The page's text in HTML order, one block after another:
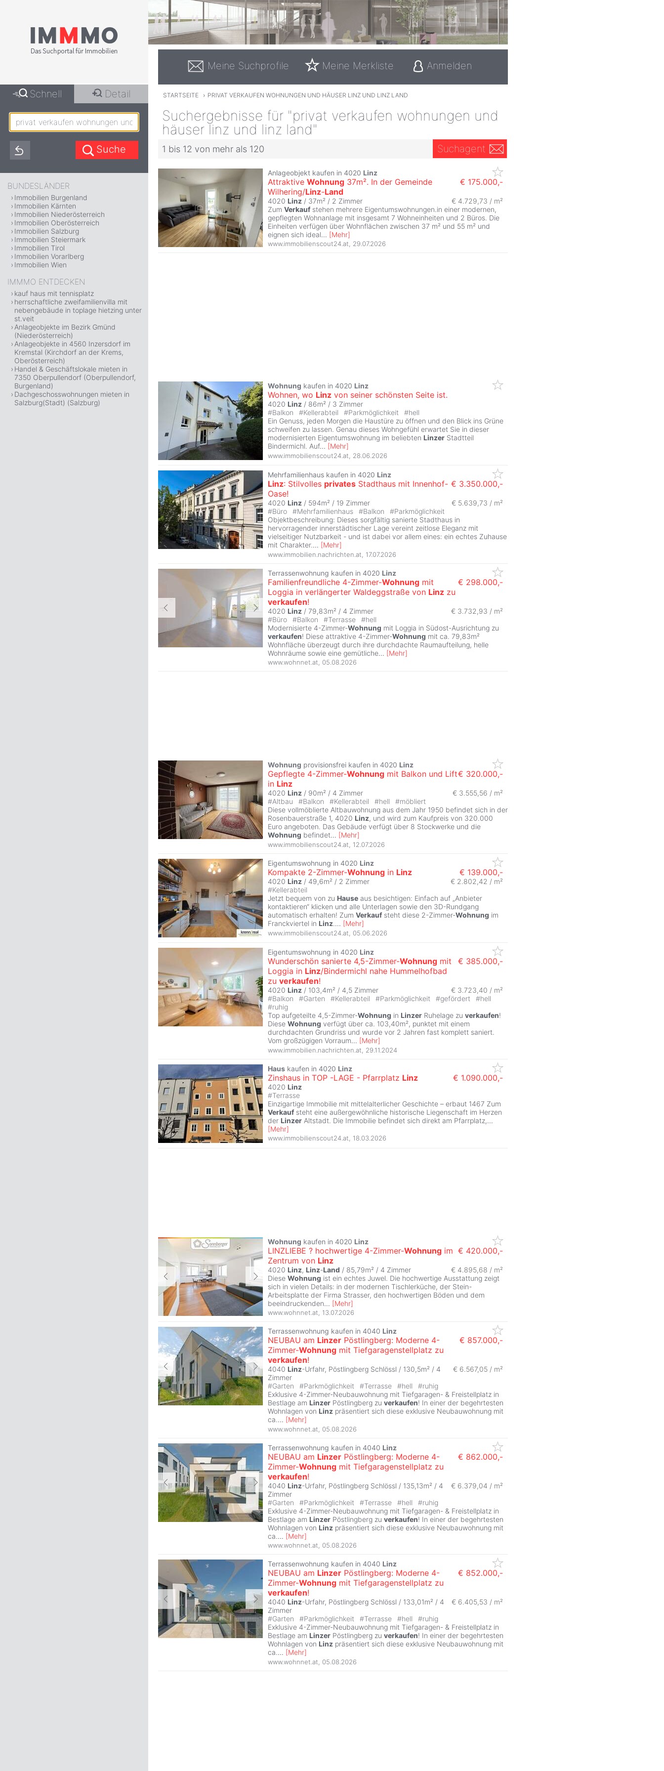
Meine Suchprofile Meine Merkliste Anmelden
STARTSEITE › PRIVAT VERKAUFEN WOHNUNGEN UND HÄUSER LINZ UND LINZ LAND
Suchergebnisse für "privat verkaufen wohnungen und
häuser linz und linz land"
1 bis 12 von mehr als 120 Suchagent
Anlageobjekt kaufen in 4020 Linz
Attraktive Wohnung 37m². In der Gemeinde
Wilhering/Linz-Land
€ 175.000,-
4020 Linz / 37m² / 2 Zimmer
€ 4.729,73 / m²
Zum Verkauf stehen mehrere Eigentumswohnungen.in einer modernen,
gepflegten Wohnanlage mit insgesamt 7 Wohneinheiten und 2 Büros. Die
Einheiten verfügen über Wohnflächen zwischen 37 m² und 55 m² und
eignen sich ideal... [Mehr]
www.immobilienscout24.at 29.07.2026
Wohnung kaufen in 4020 Linz
Wohnen, wo Linz von seiner schönsten Seite ist.
4020 Linz / 86m² / 3 Zimmer
#Balkon #Kellerabteil #Parkmöglichkeit #hell
Ein Genuss, jeden Morgen die Haustüre zu öffnen und den Blick ins Grüne
schweifen zu lassen. Genau dieses Wohngefühl erwartet Sie in dieser
modernisierten Eigentumswohnung im beliebten Linzer Stadtteil
Bindermichl. Auf... [Mehr]
www.immobilienscout24.at 28.06.2026
Mehrfamilienhaus kaufen in 4020 Linz
Linz: Stilvolles privates Stadthaus mit Innenhof-
Oase!
€ 3.350.000,-
4020 Linz / 594m² / 19 Zimmer
€ 5.639,73 / m²
#Büro #Mehrfamilienhaus #Balkon #Parkmöglichkeit
Objektbeschreibung: Dieses sorgfältig sanierte Stadthaus in
hervorragender innerstädtischer Lage vereint zeitlose Eleganz mit
vielseitiger Nutzbarkeit - und ist dabei vor allem eines: ein echtes Zuhause
mit Charakter.... [Mehr]
www.immobilien.nachrichten.at 17.07.2026
Terrassenwohnung kaufen in 4020 Linz
Familienfreundliche 4-Zimmer-Wohnung mit
Loggia in verlängerter Waldeggstraße von Linz zu
verkaufen!
€ 298.000,-
4020 Linz / 79,83m² / 4 Zimmer € 3.732,93 / m²
#Büro #Balkon #Terrasse #hell
Modernisierte 4-Zimmer-Wohnung mit Loggia in Südost-Ausrichtung zu
verkaufen! Diese attraktive 4-Zimmer-Wohnung mit ca. 79,83m²
Wohnfläche überzeugt durch ihre durchdachte Raumaufteilung, helle
Wohnräume sowie eine gemütliche... [Mehr]
www.wohnnet.at, 05.08.2026
Wohnung provisionsfrei kaufen in 4020 Linz
Gepflegte 4-Zimmer-Wohnung mit Balkon und Lift
in Linz
€ 320.000,-
4020 Linz / 90m² / 4 Zimmer
€ 3.555,56 / m²
#Altbau #Balkon #Kellerabteil #hell #möbliert
Diese vollmöblierte Altbauwohnung aus dem Jahr 1950 befindet sich in der
Rosenbauerstraße 1, 4020 Linz, und wird zum Kaufpreis von 320.000
Euro angeboten. Das Gebäude verfügt über 8 Stockwerke und die
Wohnung befindet... [Mehr]
www.immobilienscout24.at 12.07.2026
Eigentumswohnung in 4020 Linz
Kompakte 2-Zimmer-Wohnung in Linz € 139.000,-
4020 Linz / 49,6m² / 2 Zimmer
€ 2.802,42 / m²
#Kellerabteil
Jetzt bequem von zu Hause aus besichtigen: Einfach auf „Anbieter
kontaktieren“ klicken und alle Unterlagen sowie den 3D-Rundgang
automatisch erhalten! Zum Verkauf steht diese 2-Zimmer-Wohnung im
Franckviertel in Linz.... [Mehr]
www.immobilienscout24.at 05.06.2026
Eigentumswohnung in 4020 Linz
Wunderschön sanierte 4,5-Zimmer-Wohnung mit
Loggia in Linz/Bindermichl nahe Hummelhofbad
zu verkaufen!
€ 385.000,-
4020 Linz / 103,4m² / 4,5 Zimmer
€ 3.723,40 / m²
#Balkon #Garten #Kellerabteil #Parkmöglichkeit #gefördert #hell
#ruhig
Top aufgeteilte 4,5-Zimmer-Wohnung in Linzer Ruhelage zu verkaufen!
Diese Wohnung verfügt über ca. 103,40m², punktet mit einem
durchdachten Grundriss und wurde vor 2 Jahren fast komplett saniert.
Vom großzügigen Vorraum... [Mehr]
www.immobilien.nachrichten.at 29.11.2024
Haus kaufen in 4020 Linz
Zinshaus in TOP -LAGE - Pfarrplatz Linz € 1.090.000,-
4020 Linz
#Terrasse
Einzigartige Immobilie mit mittelalterlicher Geschichte – erbaut 1467 Zum
Verkauf steht eine außergewöhnliche historische Liegenschaft im Herzen
der Linzer Altstadt. Die Immobilie befindet sich direkt am Pfarrplatz,...
[Mehr]
www.immobilienscout24.at 18.03.2026
Wohnung kaufen in 4020 Linz
LINZLIEBE ? hochwertige 4-Zimmer-Wohnung im
Zentrum von Linz
€ 420.000,-
4020 Linz, Linz-Land / 85,79m² / 4 Zimmer € 4.895,68 / m²
Diese Wohnung ist ein echtes Juwel. Die hochwertige Ausstattung zeigt
sich in vielen Details: in der modernen Tischlerküche, der Stein-
Arbeitsplatte der Firma Strasser, den hochwertigen Böden und dem
beeindruckenden... [Mehr]
www.wohnnet.at 13.07.2026
Terrassenwohnung kaufen in 4040 Linz
NEUBAU am Linzer Pöstlingberg: Moderne 4-
Zimmer-Wohnung mit Tiefgaragenstellplatz zu
verkaufen!
€ 857.000,-
4040 Linz-Urfahr, Pöstlingberg Schlössl / 130,5m² / 4
Zimmer
€ 6.567,05 / m²
#Garten #Parkmöglichkeit #Terrasse #hell #ruhig
Exklusive 4-Zimmer-Neubauwohnung mit Tiefgaragen- & Freistellplatz in
Bestlage am Linzer Pöstlingberg zu verkaufen! In einer der begehrtesten
Wohnlagen von Linz präsentiert sich diese exklusive Neubauwohnung mit
ca.... [Mehr]
www.wohnnet.at 05.08.2026
Terrassenwohnung kaufen in 4040 Linz
NEUBAU am Linzer Pöstlingberg: Moderne 4-
Zimmer-Wohnung mit Tiefgaragenstellplatz zu
verkaufen!
€ 862.000,-
4040 Linz-Urfahr, Pöstlingberg Schlössl / 135,13m² / 4
Zimmer
€ 6.379,04 / m²
#Garten #Parkmöglichkeit #Terrasse #hell #ruhig
Exklusive 4-Zimmer-Neubauwohnung mit Tiefgaragen- & Freistellplatz in
Bestlage am Linzer Pöstlingberg zu verkaufen! In einer der begehrtesten
Wohnlagen von Linz präsentiert sich diese exklusive Neubauwohnung mit
ca.... [Mehr]
www.wohnnet.at, 05.08.2026
Terrassenwohnung kaufen in 4040 Linz
NEUBAU am Linzer Pöstlingberg: Moderne 4-
Zimmer-Wohnung mit Tiefgaragenstellplatz zu
verkaufen!
€ 852.000,-
4040 Linz-Urfahr, Pöstlingberg Schlössl / 133,01m² / 4
Zimmer
€ 6.405,53 / m²
#Garten #Parkmöglichkeit #Terrasse #hell #ruhig
Exklusive 4-Zimmer-Neubauwohnung mit Tiefgaragen- & Freistellplatz in
Bestlage am Linzer Pöstlingberg zu verkaufen! In einer der begehrtesten
Wohnlagen von Linz präsentiert sich diese exklusive Neubauwohnung mit
ca.... [Mehr]
www.wohnnet.at 05.08.2026
Schnell Detail
BUNDESLÄNDER
Immobilien Burgenland
Immobilien Kärnten
Immobilien Niederösterreich
Immobilien Oberösterreich
Immobilien Salzburg
Immobilien Steiermark
Immobilien Tirol
Immobilien Vorarlberg
Immobilien Wien
IMMMO ENTDECKEN
kauf haus mit tennisplatz
herrschaftliche zweifamilienvilla mit
nebengebäude in toplage hietzing unter
st.veit
Anlageobjekte im Bezirk Gmünd
(Niederösterreich)
Anlageobjekte in 4560 Inzersdorf im
Kremstal (Kirchdorf an der Krems,
Oberösterreich)
Handel & Geschäftslokale mieten in
7350 Oberpullendorf (Oberpullendorf,
Burgenland)
Dachgeschosswohnungen mieten in
Salzburg(Stadt) (Salzburg)